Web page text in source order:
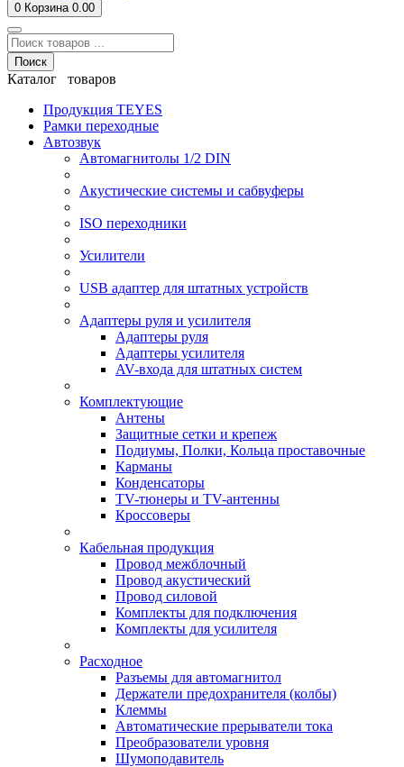
0 Корзина 0.00
Поиск
Каталог товаров
Продукция TEYES
Рамки переходные
Автозвук
Автомагнитолы 1/2 DIN
Акустические системы и сабвуферы
ISO переходники
Усилители
USB адаптер для штатных устройств
Адаптеры руля и усилителя
Адаптеры руля
Адаптеры усилителя
AV-входа для штатных систем
Комплектующие
Антены
Защитные сетки и крепеж
Подиумы, Полки, Кольца проставочные
Карманы
Конденсаторы
TV-тюнеры и TV-антенны
Кроссоверы
Кабельная продукция
Провод межблочный
Провод акустический
Провод силовой
Комплекты для подключения
Комплекты для усилителя
Расходное
Разъемы для автомагнитол
Держатели предохранителя (колбы)
Клеммы
Автоматические прерыватели тока
Преобразователи уровня
Шумоподавитель